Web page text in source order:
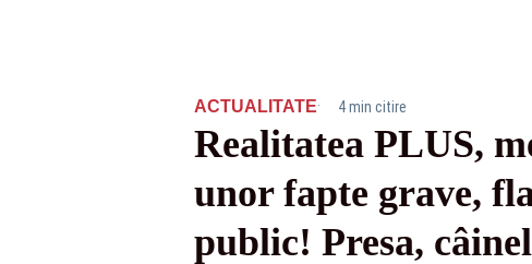
ACTUALITATE· 4 min citire
Realitatea PLUS,
unor fapte grave,
public! Presa,